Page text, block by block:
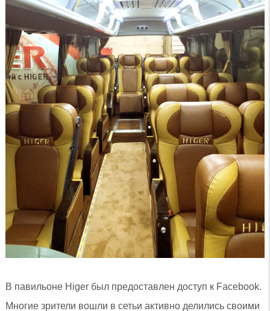
В павильоне Higer был предоставлен доступ к Facebook.
Многие зрители вошли в сетьи активно делились своими